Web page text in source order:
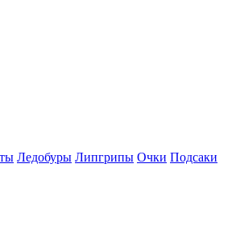
Ледобуры Липгрипы Очки Подсаки